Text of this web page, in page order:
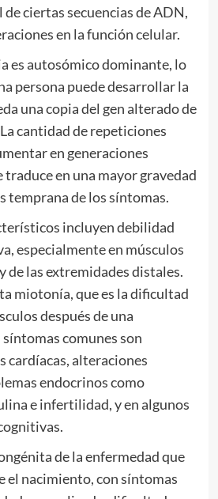
ciertas secuencias de ADN,
en la función celular.
es autosómico dominante, lo
persona puede desarrollar la
una copia del gen alterado de
cantidad de repeticiones
en generaciones
traduce en una mayor gravedad
temprana de los síntomas.
incluyen debilidad
especialmente en músculos
de las extremidades distales.
miotonía, que es la dificultad
después de una
comunes son
cardíacas, alteraciones
endocrinos como
e infertilidad, y en algunos
de la enfermedad que
el nacimiento, con síntomas